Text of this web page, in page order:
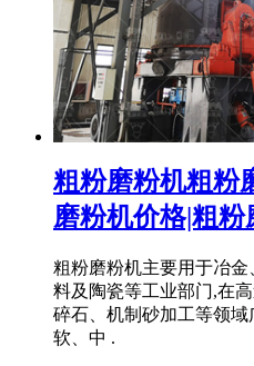
粗粉磨粉机粗粉
磨粉机价格|粗粉
粗粉磨粉机主要用于冶
料及陶瓷等工业部门,在
碎石、机制砂加工等领
软、中 .